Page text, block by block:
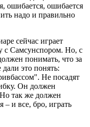
ошибается, ошибается
надо и правильно
сейчас играет
с Самсунспором. Но, с
понимать, что за
это понять:
Не посадят
Он должен
так же должен
– и все, бро, играть